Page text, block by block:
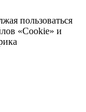
пользоваться
«Cookie» и